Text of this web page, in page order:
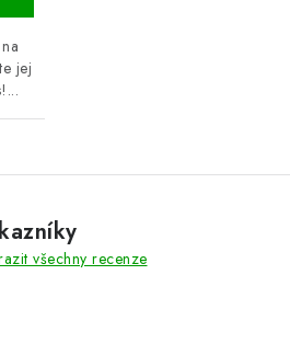
jej
všechny recenze